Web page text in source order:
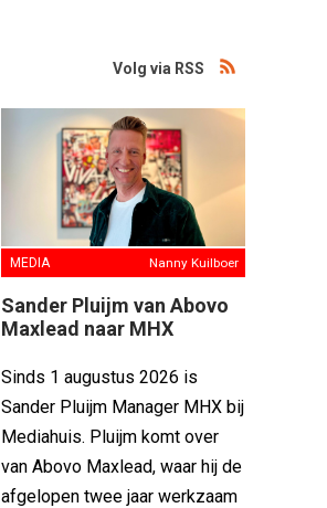
Volg via RSS
MEDIA Nanny Kuilboer
Sander Pluijm van Abovo
Maxlead naar MHX
Sinds 1 augustus 2026 is
Sander Pluijm Manager MHX bij
Mediahuis. Pluijm komt over
van Abovo Maxlead, waar hij de
afgelopen twee jaar werkzaam